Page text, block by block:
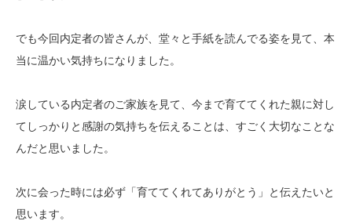
でも今回内定者の皆さんが、堂々と手紙を読んでる姿を見て、本
当に温かい気持ちになりました。
涙している内定者のご家族を見て、今まで育ててくれた親に対し
てしっかりと感謝の気持ちを伝えることは、すごく大切なことな
んだと思いました。
次に会った時には必ず「育ててくれてありがとう」と伝えたいと
思います。